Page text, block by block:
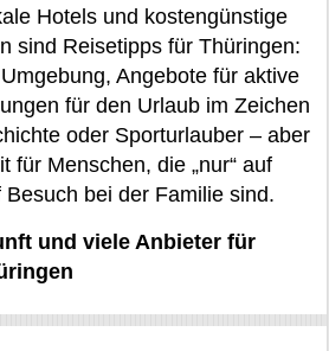
Hotels und kostengünstige
sind Reisetipps für Thüringen:
Angebote für aktive
für den Urlaub im Zeichen
oder Sporturlauber – aber
für Menschen, die „nur“ auf
bei der Familie sind.
und viele Anbieter für